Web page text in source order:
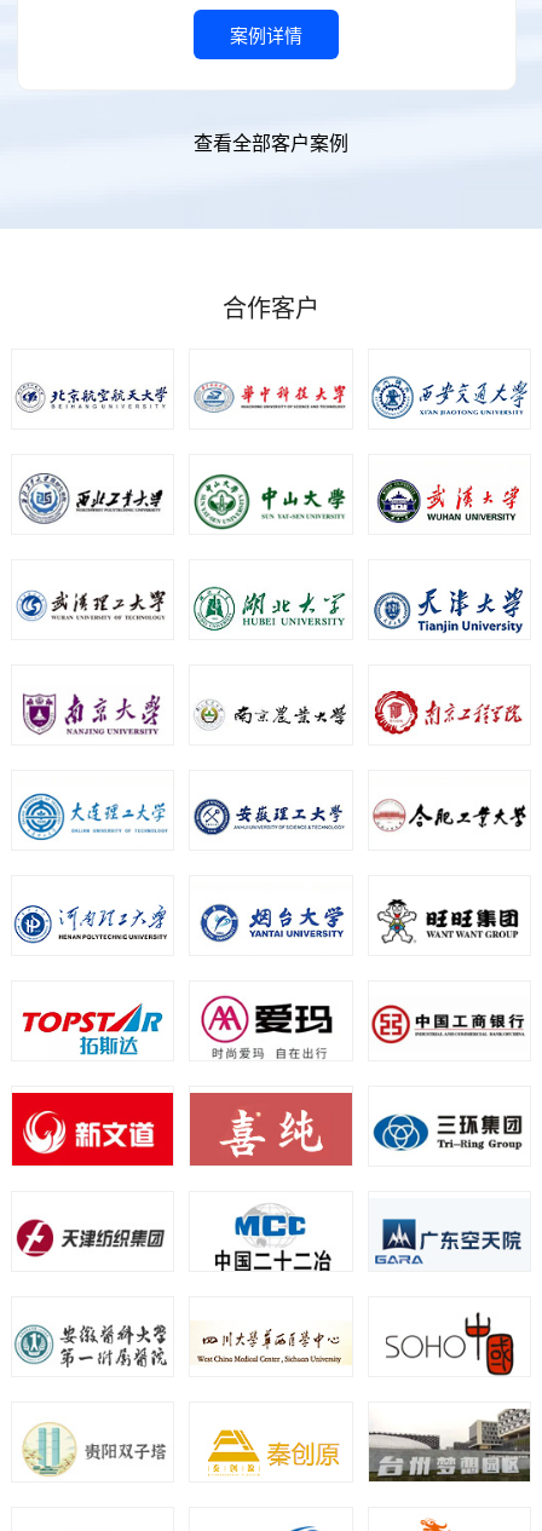
案例详情
查看全部客户案例
合作客户